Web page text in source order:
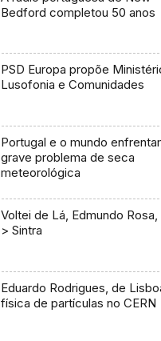
Bedford completou 50 anos
PSD Europa propõe
Lusofonia e Comunidades
Portugal e o mundo
grave problema de seca
meteorológica
Voltei de Lá, Edmundo Rosa,
> Sintra
Eduardo Rodrigues, de
física de partículas no CERN